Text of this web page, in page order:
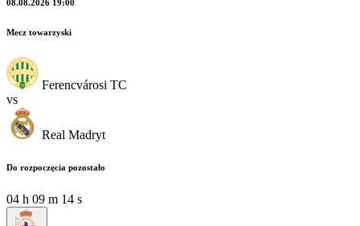
08.08.2026 19:00
Mecz towarzyski
Ferencvárosi TC
vs
Real Madryt
Do rozpoczęcia pozostało
04 h 09 m 13 s